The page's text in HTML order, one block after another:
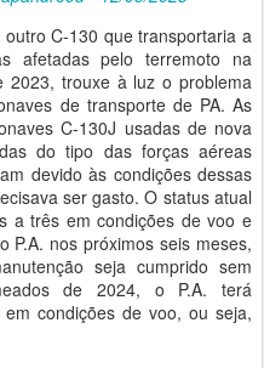
C-130 que transportaria a
afetadas pelo terremoto na
2023, trouxe à luz o problema
de transporte de PA. As
C-130J usadas de nova
do tipo das forças aéreas
devido às condições dessas
ser gasto. O status atual
a três em condições de voo e
P.A. nos próximos seis meses,
seja cumprido sem
de 2024, o P.A. terá
condições de voo, ou seja,